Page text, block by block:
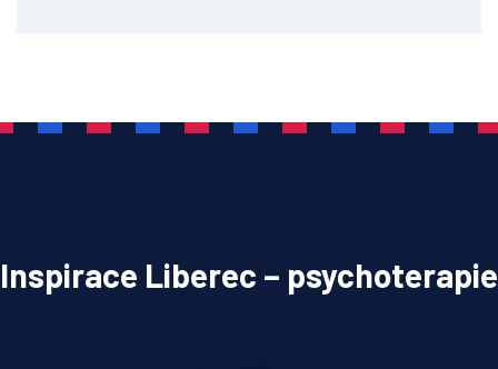
Inspirace Liberec – psychoterapie